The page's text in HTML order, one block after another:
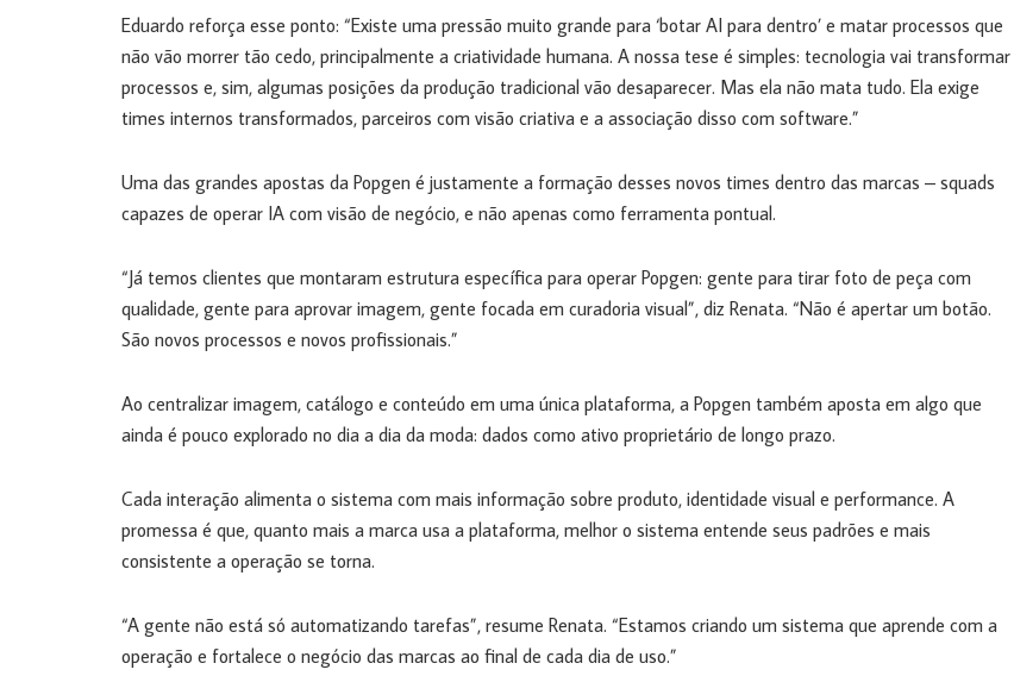
Eduardo reforça esse ponto: “Existe uma pressão muito grande para ‘botar AI para dentro’ e matar processos que
não vão morrer tão cedo, principalmente a criatividade humana. A nossa tese é simples: tecnologia vai transformar
processos e, sim, algumas posições da produção tradicional vão desaparecer. Mas ela não mata tudo. Ela exige
times internos transformados, parceiros com visão criativa e a associação disso com software.”
Uma das grandes apostas da Popgen é justamente a formação desses novos times dentro das marcas – squads
capazes de operar IA com visão de negócio, e não apenas como ferramenta pontual.
“Já temos clientes que montaram estrutura específica para operar Popgen: gente para tirar foto de peça com
qualidade, gente para aprovar imagem, gente focada em curadoria visual”, diz Renata. “Não é apertar um botão.
São novos processos e novos profissionais.”
Ao centralizar imagem, catálogo e conteúdo em uma única plataforma, a Popgen também aposta em algo que
ainda é pouco explorado no dia a dia da moda: dados como ativo proprietário de longo prazo.
Cada interação alimenta o sistema com mais informação sobre produto, identidade visual e performance. A
promessa é que, quanto mais a marca usa a plataforma, melhor o sistema entende seus padrões e mais
consistente a operação se torna.
“A gente não está só automatizando tarefas”, resume Renata. “Estamos criando um sistema que aprende com a
operação e fortalece o negócio das marcas ao final de cada dia de uso.”